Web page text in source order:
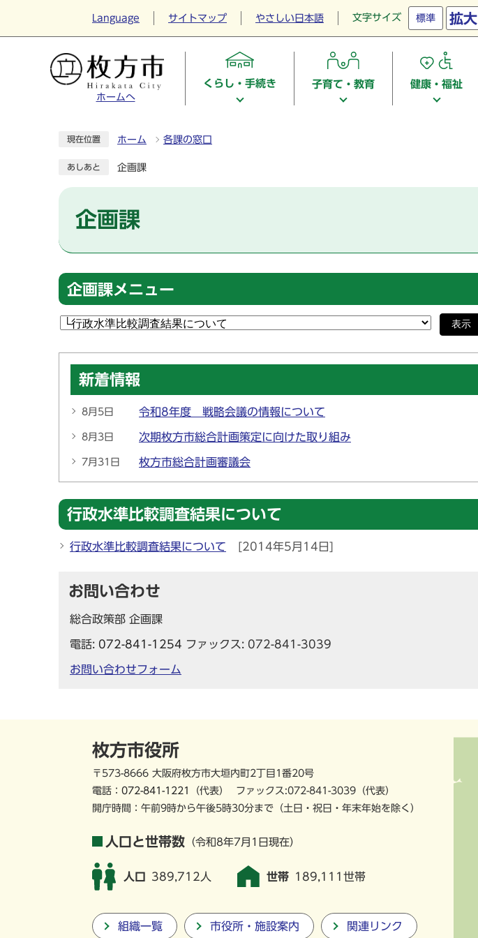
Language サイトマップ やさしい日本語 文字サイズ 標準 拡大
ホームへ
くらし・手続き 子育て・教育 健康・福祉
現在位置 ホーム 各課の窓口
あしあと 企画課
企画課
企画課メニュー
表示
新着情報
8月5日 令和8年度 戦略会議の情報について
8月3日 次期枚方市総合計画策定に向けた取り組み
7月31日 枚方市総合計画審議会
行政水準比較調査結果について
行政水準比較調査結果について [2014年5月14日]
お問い合わせ
総合政策部 企画課
電話: 072-841-1254 ファックス: 072-841-3039
お問い合わせフォーム
枚方市役所
〒573-8666 大阪府枚方市大垣内町2丁目1番20号
電話： 072-841-1221 （代表） ファックス:072-841-3039（代表）
開庁時間：午前9時から午後5時30分まで （土日・祝日・年末年始を除く）
人口と世帯数 （令和8年7月1日現在）
人口 389,712人 世帯 189,111世帯
組織一覧 市役所・施設案内 関連リンク